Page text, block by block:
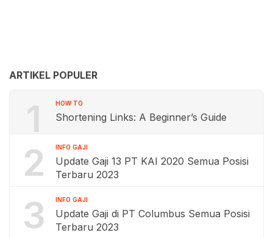
ARTIKEL POPULER
1 HOW TO
Shortening Links: A Beginner’s Guide
2 INFO GAJI
Update Gaji 13 PT KAI 2020 Semua Posisi
Terbaru 2023
3 INFO GAJI
Update Gaji di PT Columbus Semua Posisi
Terbaru 2023